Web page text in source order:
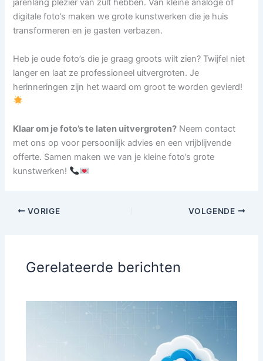
jarenlang plezier van zult hebben. Van kleine analoge of
digitale foto’s maken we grote kunstwerken die je huis
transformeren en je gasten verbazen.
Heb je oude foto’s die je graag groots wilt zien? Twijfel niet
langer en laat ze professioneel uitvergroten. Je
herinneringen zijn het waard om groot te worden gevierd!
Klaar om je foto’s te laten uitvergroten? Neem contact
met ons op voor persoonlijk advies en een vrijblijvende
offerte. Samen maken we van je kleine foto’s grote
kunstwerken!
VORIGE VOLGENDE
Gerelateerde berichten